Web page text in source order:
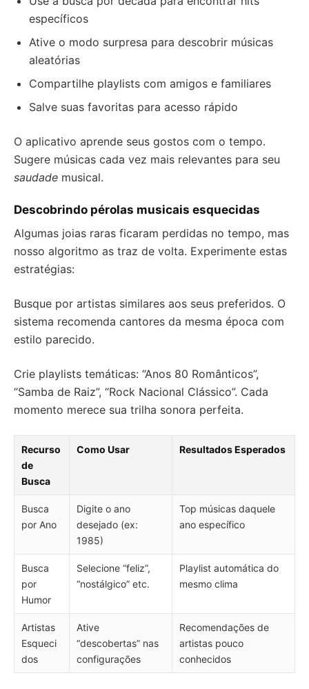
específicos
Ative o modo surpresa para descobrir músicas
aleatórias
Compartilhe playlists com amigos e familiares
Salve suas favoritas para acesso rápido
O aplicativo aprende seus gostos com o tempo.
Sugere músicas cada vez mais relevantes para seu
saudade musical.
Descobrindo pérolas musicais esquecidas
Algumas joias raras ficaram perdidas no tempo, mas
nosso algoritmo as traz de volta. Experimente estas
estratégias:
Busque por artistas similares aos seus preferidos. O
sistema recomenda cantores da mesma época com
estilo parecido.
Crie playlists temáticas: “Anos 80 Românticos”,
“Samba de Raiz”, “Rock Nacional Clássico”. Cada
momento merece sua trilha sonora perfeita.
Recurso
de
Busca
Como Usar Resultados Esperados
Busca
por Ano
Digite o ano
desejado (ex:
1985)
Top músicas daquele
ano específico
Busca
por
Humor
Selecione “feliz”,
“nostálgico” etc.
Playlist automática do
mesmo clima
Artistas
Esqueci
dos
Ative
“descobertas” nas
configurações
Recomendações de
artistas pouco
conhecidos